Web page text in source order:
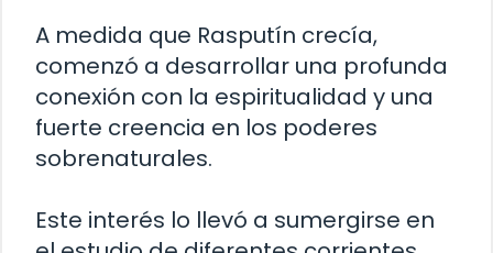
A medida que Rasputín crecía,
comenzó a desarrollar una profunda
conexión con la espiritualidad y una
fuerte creencia en los poderes
sobrenaturales.
Este interés lo llevó a sumergirse en